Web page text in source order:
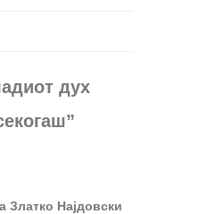
дух
Златко Најдовски